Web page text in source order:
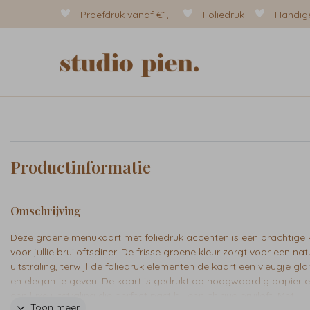
Proefdruk vanaf €1,- Foliedruk
Productinformatie
Omschrijving
Deze groene menukaart met foliedruk accenten is een prachtige
voor jullie bruiloftsdiner. De frisse groene kleur zorgt voor een
uitstraling, terwijl de foliedruk elementen de kaart een vleugje
en elegantie geven. De kaart is gedrukt op hoogwaardig papier
Toon meer